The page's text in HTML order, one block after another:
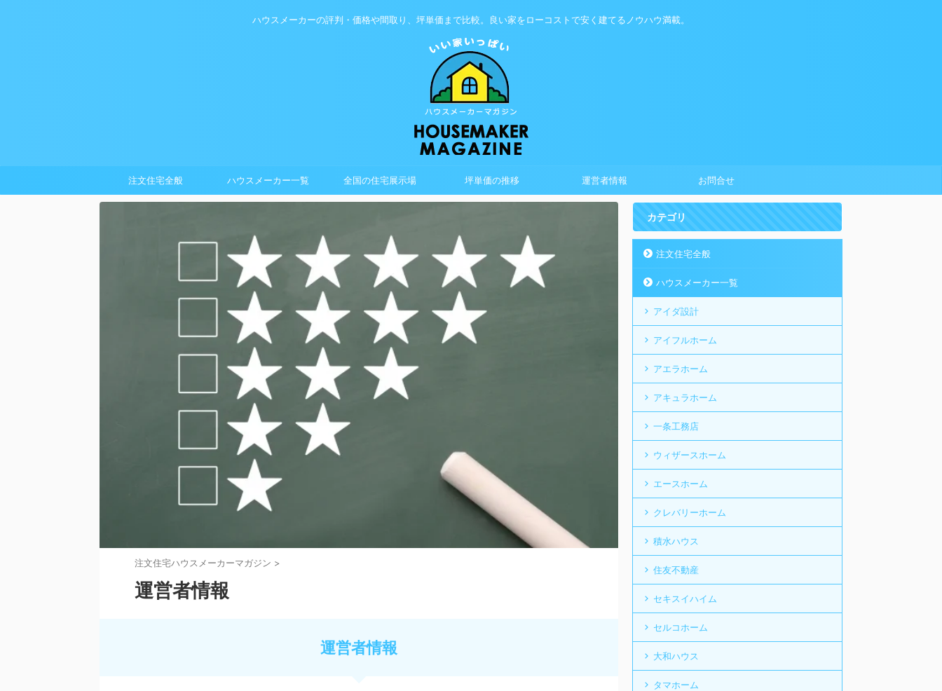
ハウスメーカーの評判・価格や間取り、坪単価まで比較。良い家をローコストで安く建てるノウハウ満載。
注文住宅全般 ハウスメーカー一覧 全国の住宅展示場 坪単価の推移 運営者情報 お問合せ
注⽂住宅ハウスメーカーマガジン >
運営者情報
運営者情報
カテゴリ
注文住宅全般
ハウスメーカー一覧
アイダ設計
アイフルホーム
アエラホーム
アキュラホーム
一条工務店
ウィザースホーム
エースホーム
クレバリーホーム
積水ハウス
住友不動産
セキスイハイム
セルコホーム
大和ハウス
タマホーム